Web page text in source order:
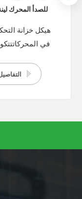
للصدأ المحرك
هيكل خزانة
في
المحرك من
دائرة التحكم
الطاقة. من